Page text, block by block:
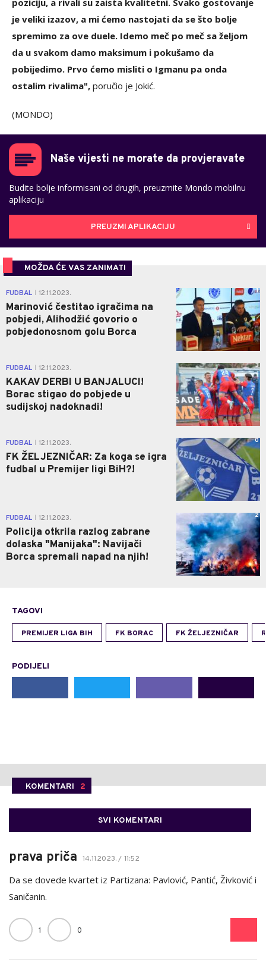
poziciju, a rivali su zaista kvalitetni. Svako gostovanje
je veliki izazov, a mi ćemo nastojati da se što bolje
spremimo za ove duele. Idemo meč po meč sa željom
da u svakom damo maksimum i pokušamo da
pobijedimo. Prvo ćemo misliti o Igmanu pa onda
ostalim rivalima", poručio je Jokić.
(MONDO)
Naše vijesti ne morate da provjeravate
Budite bolje informisani od drugih, preuzmite Mondo mobilnu
aplikaciju
PREUZMI APLIKACIJU
MOŽDA ĆE VAS ZANIMATI
FUDBAL 12.11.2023.
Marinović čestitao igračima na
pobjedi, Alihodžić govorio o
pobjedonosnom golu Borca
1
FUDBAL 12.11.2023.
KAKAV DERBI U BANJALUCI!
Borac stigao do pobjede u
sudijskoj nadoknadi!
3
FUDBAL 12.11.2023.
FK ŽELJEZNIČAR: Za koga se igra
fudbal u Premijer ligi BiH?!
0
FUDBAL 12.11.2023.
Policija otkrila razlog zabrane
dolaska "Manijaka": Navijači
Borca spremali napad na njih!
2
TAGOVI
PREMIJER LIGA BIH FK BORAC FK ŽELJEZNIČAR
PODIJELI
KOMENTARI 2
SVI KOMENTARI
prava priča 14.11.2023. / 11:52
Da se dovede kvartet iz Partizana: Pavlović, Pantić, Živković i
Saničanin.
1 0